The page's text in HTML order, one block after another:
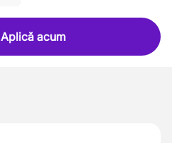
Aplică acum